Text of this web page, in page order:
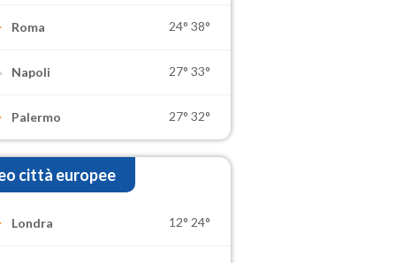
Roma 24° 38°
Napoli 27° 33°
Palermo 27° 32°
città europee
Londra 12° 24°